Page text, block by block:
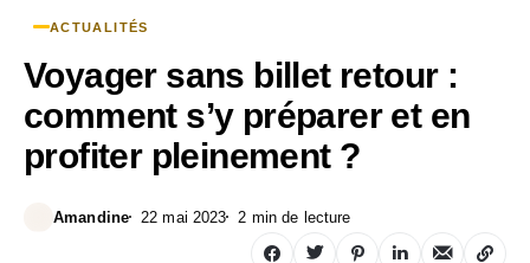
ACTUALITÉS
Voyager sans billet retour :
comment s’y préparer et en
profiter pleinement ?
Amandine 22 mai 2023 2 min de lecture